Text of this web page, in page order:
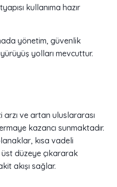
kullanıma hazır
yönetim, güvenlik
yolları mevcuttur.
arzı ve artan uluslararası
kazancı sunmaktadır.
kısa vadeli
düzeye çıkararak
akışı sağlar.